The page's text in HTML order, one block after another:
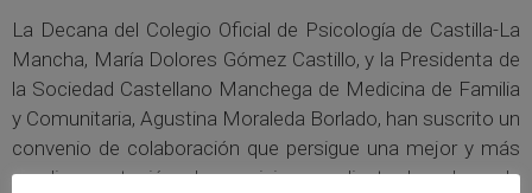
La Decana del Colegio Oficial de Psicología de Castilla-La
Mancha, María Dolores Gómez Castillo, y la Presidenta de
la Sociedad Castellano Manchega de Medicina de Familia
y Comunitaria, Agustina Moraleda Borlado, han suscrito un
convenio de colaboración que persigue una mejor y más
amplia prestación de servicios mediante la adecuada